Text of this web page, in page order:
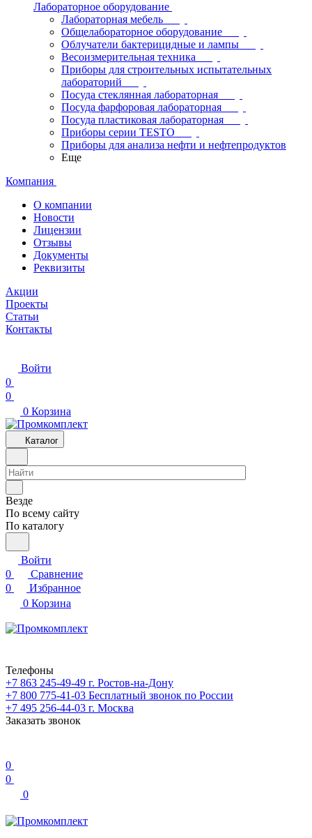
Лабораторное оборудование
Лабораторная мебель
Общелабораторное оборудование
Облучатели бактерицидные и лампы
Весоизмерительная техника
Приборы для строительных испытательных
лабораторий
Посуда стеклянная лабораторная
Посуда фарфоровая лабораторная
Посуда пластиковая лабораторная
Приборы серии TESTO
Приборы для анализа нефти и нефтепродуктов
Еще
Компания
О компании
Новости
Лицензии
Отзывы
Документы
Реквизиты
Акции
Проекты
Статьи
Контакты
Войти
0
0
0 Корзина
Каталог
Везде
По всему сайту
По каталогу
Войти
0
Сравнение
0
Избранное
0 Корзина
Телефоны
+7 863 245-49-49 г. Ростов-на-Дону
+7 800 775-41-03 Бесплатный звонок по России
+7 495 256-44-03 г. Москва
Заказать звонок
0
0
0